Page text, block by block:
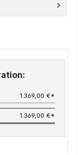
1.369,00 €*
1.369,00 €*